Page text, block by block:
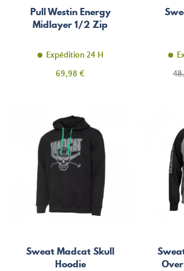
Pull Westin Energy
Midlayer 1/2 Zip
Expédition 24 H
Prix
69,98 €
Sweat Madcat Skull
Hoodie